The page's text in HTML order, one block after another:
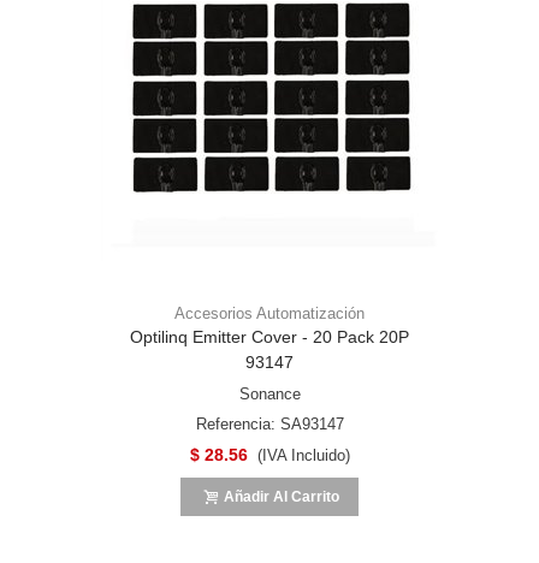
Accesorios Automatización
Optilinq Emitter Cover - 20 Pack 20P
93147
Sonance
Referencia: SA93147
$ 28.56 (IVA Incluido)
Añadir Al Carrito